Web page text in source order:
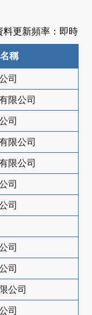
料更新頻率：即時
稱
司
限公司
司
限公司
限公司
司
司
司
司
公司
司